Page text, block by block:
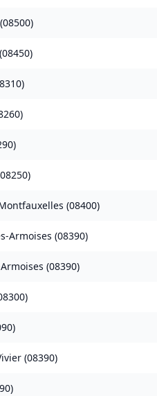
(08500)
(08450)
)
)
)
08250)
(08400)
Armoises (08390)
(08390)
)
)
(08390)
)